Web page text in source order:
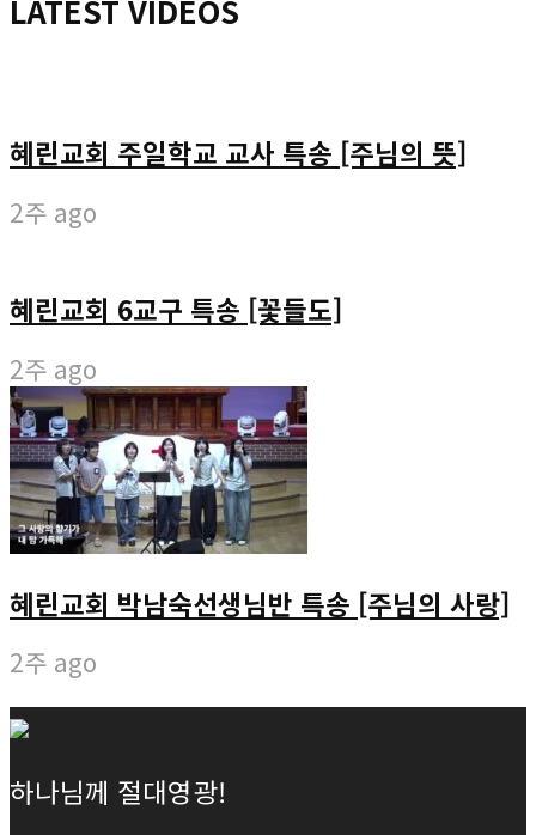
LATEST VIDEOS
혜린교회 주일학교 교사 특송 [주님의 뜻]
2주 ago
혜린교회 6교구 특송 [꽃들도]
2주 ago
혜린교회 박남숙선생님반 특송 [주님의 사랑]
2주 ago
하나님께 절대영광!